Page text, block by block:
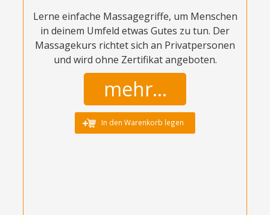
Lerne einfache Massagegriffe, um Menschen
in deinem Umfeld etwas Gutes zu tun. Der
Massagekurs richtet sich an Privatpersonen
und wird ohne Zertifikat angeboten.
mehr...
In den Warenkorb legen